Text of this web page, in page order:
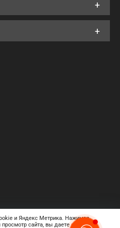
и Яндекс Метрика. Нажимая
просмотр сайта, вы даетесогласие